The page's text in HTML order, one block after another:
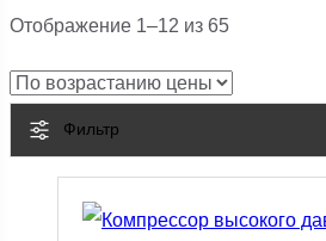
Отображение 1–12 из 65Цены:
Фильтр